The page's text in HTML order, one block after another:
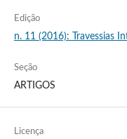
Edição
n. 11 (2016): Travessias
Seção
ARTIGOS
Licença